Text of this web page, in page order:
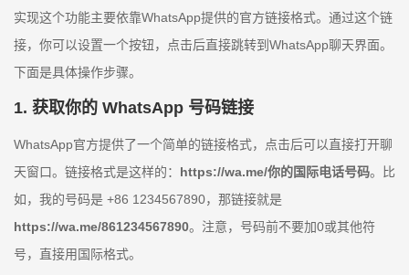
实现这个功能主要依靠WhatsApp提供的官方链接格式。通过这个链
接，你可以设置一个按钮，点击后直接跳转到WhatsApp聊天界面。
下面是具体操作步骤。
1. 获取你的 WhatsApp 号码链接
WhatsApp官方提供了一个简单的链接格式，点击后可以直接打开聊
天窗口。链接格式是这样的： https://wa.me/你的国际电话号码。比
如，我的号码是 +86 1234567890，那链接就是
https://wa.me/861234567890。注意，号码前不要加0或其他符
号，直接用国际格式。